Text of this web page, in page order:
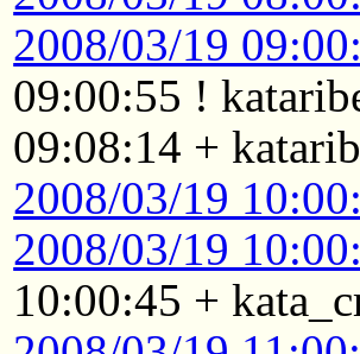
2008/03/19
09:00:55 !
09:08:14 +
2008/03/19
2008/03/19
10:00:45 +